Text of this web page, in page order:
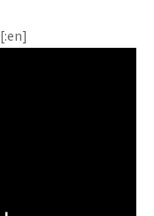
[:en]